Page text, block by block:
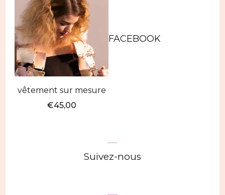
vêtement sur mesure
€45,00
FACEBOOK
Suivez-nous